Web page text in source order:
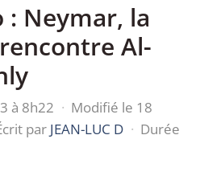
: Neymar, la
Al-
à 8h22 · Modifié le 18
par JEAN-LUC D · Durée